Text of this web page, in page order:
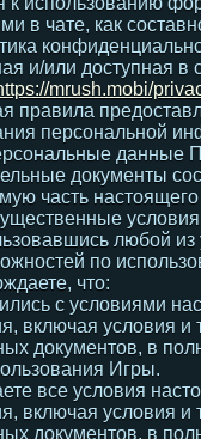
в чате, как
и/или доступная в
mrush.mobi/
правила
персональной
данные
документы
часть
любой из
по
что:
с условиями
включая условия и
документов, в
Игры.
все условия
включая условия и
документов, в